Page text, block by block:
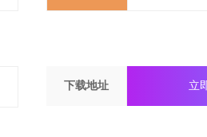
下载地址 立